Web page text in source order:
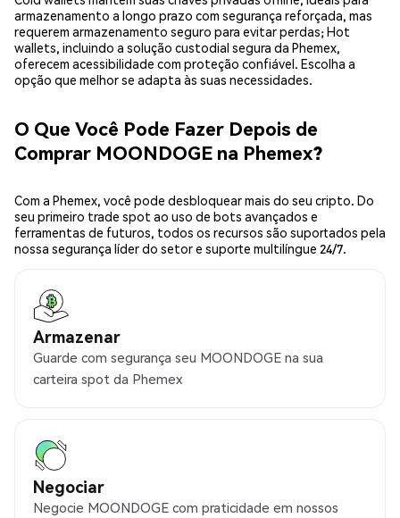
armazenamento a longo prazo com segurança reforçada, mas
requerem armazenamento seguro para evitar perdas; Hot
wallets, incluindo a solução custodial segura da Phemex,
oferecem acessibilidade com proteção confiável. Escolha a
opção que melhor se adapta às suas necessidades.
O Que Você Pode Fazer Depois de
Comprar MOONDOGE na Phemex?
Com a Phemex, você pode desbloquear mais do seu cripto. Do
seu primeiro trade spot ao uso de bots avançados e
ferramentas de futuros, todos os recursos são suportados pela
nossa segurança líder do setor e suporte multilíngue 24/7.
Armazenar
Guarde com segurança seu MOONDOGE na sua
carteira spot da Phemex
Negociar
Negocie MOONDOGE com praticidade em nossos